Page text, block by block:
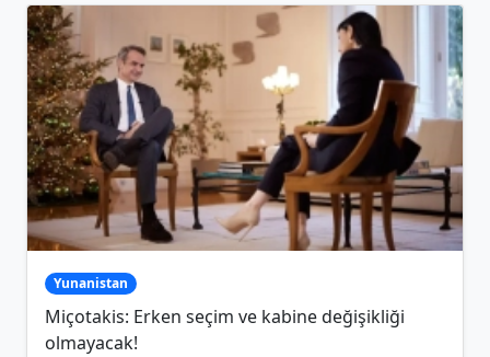
Yunanistan
Miçotakis: Erken seçim ve kabine değişikliği
olmayacak!